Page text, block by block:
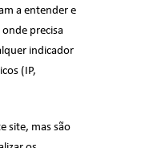
a entender e
precisa
indicador
(IP,
site, mas são